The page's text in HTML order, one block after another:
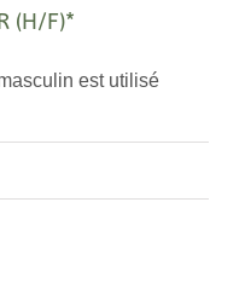
(H/F)*
est utilisé